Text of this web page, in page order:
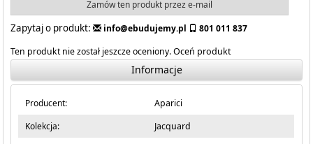
Zamów ten produkt przez e-mail
Zapytaj o produkt: info@ebudujemy.pl
801 011 837
Ten produkt nie został jeszcze oceniony.Oceń produkt
Informacje
Producent:
Aparici
Kolekcja:
Jacquard